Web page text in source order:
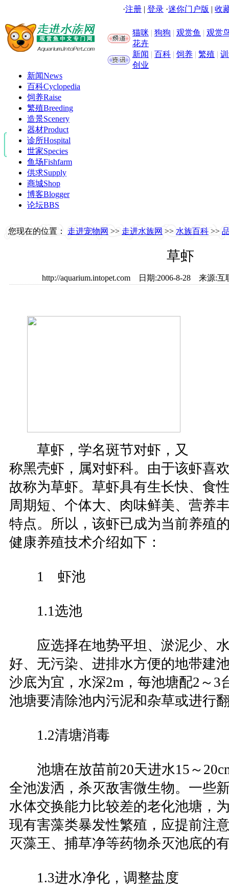
·注册 | 登录 ·迷你门户版 | 收
猫咪 | 狗狗 | 观赏鱼 | 观赏
花卉
新闻 | 百科 | 饲养 | 繁殖 |
创业
新闻News
百科Cyclopedia
饲养Raise
繁殖Breeding
造景Scenery
器材Product
诊所Hospital
世家Species
鱼场Fishfarm
供求Supply
商城Shop
博客Blogger
论坛BBS
您现在的位置： 走进宠物网 >> 走进水族网 >> 水族百科 >>
草虾
http://aquarium.intopet.com 日期:2006-8-28 来源
草虾，学名斑节对虾，又
称黑壳虾，属对虾科。由于该虾喜
故称为草虾。草虾具有生长快、食
周期短、个体大、肉味鲜美、营养
特点。所以，该虾已成为当前养殖
健康养殖技术介绍如下：
1 虾池
1.1选池
应选择在地势平坦、淤泥少、水
好、无污染、进排水方便的地带建
沙底为宜，水深2m，每池塘配2～3
池塘要清除池内污泥和杂草或进行
1.2清塘消毒
池塘在放苗前20天进水15～
全池泼洒，杀灭敌害微生物。一些
水体交换能力比较差的老化池塘，
现有害藻类暴发性繁殖，应提前注
灭藻王、捕草净等药物杀灭池底的
1.3进水净化，调整盐度